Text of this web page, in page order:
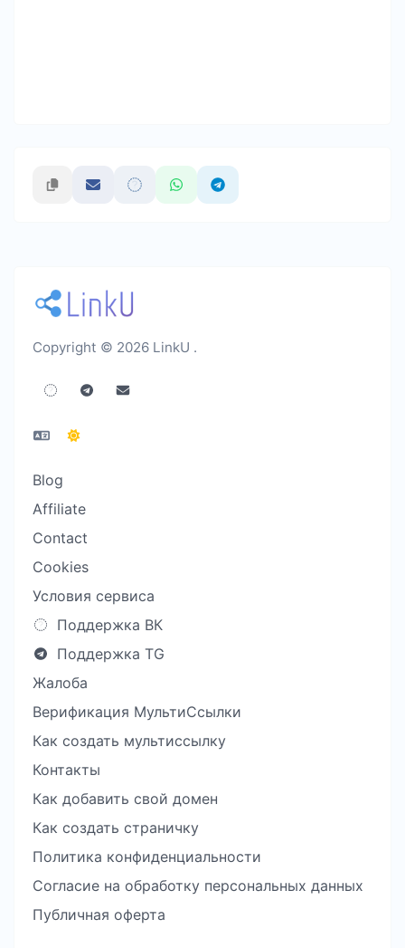
Copyright © 2026 LinkU .
Blog
Affiliate
Contact
Cookies
Условия сервиса
Поддержка ВК
Поддержка TG
Жалоба
Верификация МультиСсылки
Как создать мультиссылку
Контакты
Как добавить свой домен
Как создать страничку
Политика конфиденциальности
Согласие на обработку персональных данных
Публичная оферта